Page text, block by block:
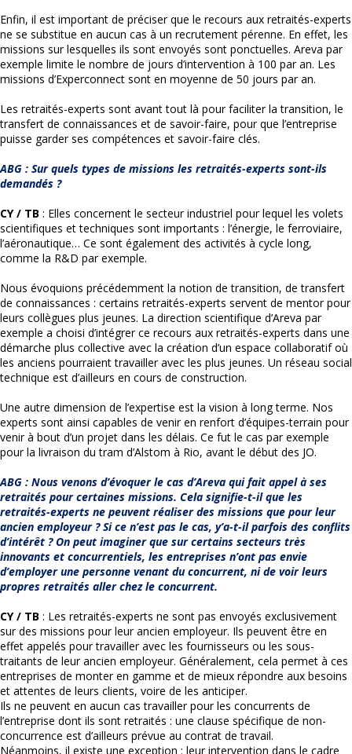
Enfin, il est important de préciser que le recours aux retraités-experts
ne se substitue en aucun cas à un recrutement pérenne. En effet, les
missions sur lesquelles ils sont envoyés sont ponctuelles. Areva par
exemple limite le nombre de jours d’intervention à 100 par an. Les
missions d’Experconnect sont en moyenne de 50 jours par an.
Les retraités-experts sont avant tout là pour faciliter la transition, le
transfert de connaissances et de savoir-faire, pour que l’entreprise
puisse garder ses compétences et savoir-faire clés.
ABG : Sur quels types de missions les retraités-experts sont-ils
demandés ?
CY / TB : Elles concernent le secteur industriel pour lequel les volets
scientifiques et techniques sont importants : l’énergie, le ferroviaire,
l’aéronautique… Ce sont également des activités à cycle long,
comme la R&D par exemple.
Nous évoquions précédemment la notion de transition, de transfert
de connaissances : certains retraités-experts servent de mentor pour
leurs collègues plus jeunes. La direction scientifique d’Areva par
exemple a choisi d’intégrer ce recours aux retraités-experts dans une
démarche plus collective avec la création d’un espace collaboratif où
les anciens pourraient travailler avec les plus jeunes. Un réseau social
technique est d’ailleurs en cours de construction.
Une autre dimension de l’expertise est la vision à long terme. Nos
experts sont ainsi capables de venir en renfort d’équipes-terrain pour
venir à bout d’un projet dans les délais. Ce fut le cas par exemple
pour la livraison du tram d’Alstom à Rio, avant le début des JO.
ABG : Nous venons d’évoquer le cas d’Areva qui fait appel à ses
retraités pour certaines missions. Cela signifie-t-il que les
retraités-experts ne peuvent réaliser des missions que pour leur
ancien employeur ? Si ce n’est pas le cas, y’a-t-il parfois des conflits
d’intérêt ? On peut imaginer que sur certains secteurs très
innovants et concurrentiels, les entreprises n’ont pas envie
d’employer une personne venant du concurrent, ni de voir leurs
propres retraités aller chez le concurrent.
CY / TB : Les retraités-experts ne sont pas envoyés exclusivement
sur des missions pour leur ancien employeur. Ils peuvent être en
effet appelés pour travailler avec les fournisseurs ou les sous-
traitants de leur ancien employeur. Généralement, cela permet à ces
entreprises de monter en gamme et de mieux répondre aux besoins
et attentes de leurs clients, voire de les anticiper.
Ils ne peuvent en aucun cas travailler pour les concurrents de
l’entreprise dont ils sont retraités : une clause spécifique de non-
concurrence est d’ailleurs prévue au contrat de travail.
Néanmoins, il existe une exception : leur intervention dans le cadre